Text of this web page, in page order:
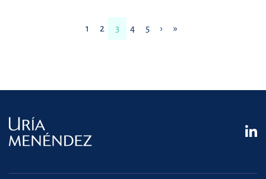
1 2 3 4 5 › »